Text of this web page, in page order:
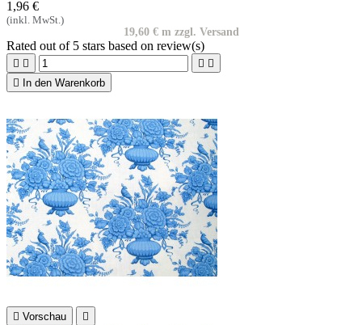
1,96 €
(inkl. MwSt.)
19,60 € m zzgl. Versand
Rated out of 5 stars based on review(s)
   

In den Warenkorb
 Vorschau 